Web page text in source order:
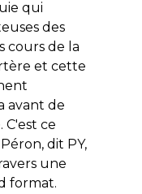
qui
des
cours de la
et cette
avant de
ce
dit PY,
une
format.